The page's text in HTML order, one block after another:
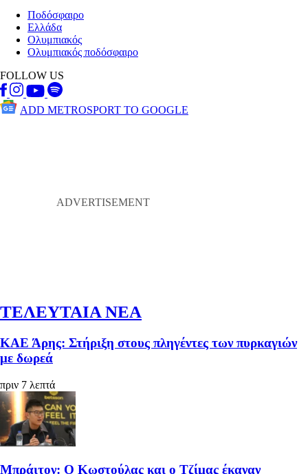
Ποδόσφαιρο
Ελλάδα
Ολυμπιακός
Ολυμπιακός ποδόσφαιρο
FOLLOW US
ADD METROSPORT TO GOOGLE
ΤΕΛΕΥΤΑΙΑ ΝΕΑ
ΚΑΕ Άρης: Στήριξη στους πληγέντες των πυρκαγιών
με δωρεά
πριν 7 λεπτά
Μπράιτον: Ο Κωστούλας και ο Τζίμας έκαναν